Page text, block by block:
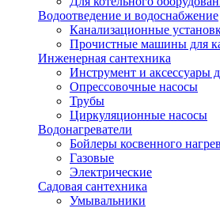
Водоотведение и водоснабжение
Канализационные
Прочистные машины для
Инженерная сантехника
Инструмент и аксессуары
Опрессовочные насосы
Трубы
Циркуляционные насосы
Водонагреватели
Бойлеры косвенного
Газовые
Электрические
Садовая сантехника
Умывальники